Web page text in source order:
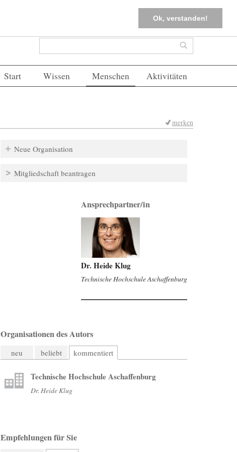
Ok, verstanden!
FAQs Einloggen
Suchformular Suche
Start Wissen Menschen Aktivitäten
merken
Neue Organisation
Mitgliedschaft beantragen
Ansprechpartner/in
Dr. Heide Klug
Technische Hochschule Aschaffenburg
Organisationen des Autors
neu beliebt kommentiert
Technische Hochschule Aschaffenburg
Dr. Heide Klug
Empfehlungen für Sie